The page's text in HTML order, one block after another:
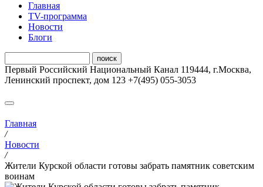
Главная
ТV-программа
Новости
Блоги
Первый Российский Национальный Канал 119444, г.Москва,
Ленинский проспект, дом 123 +7(495) 055-3053
Главная
/
Новости
/
Жители Курской области готовы забрать памятник советским
воинам